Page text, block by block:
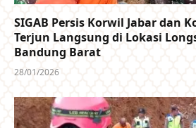
SIGAB Persis Korwil Jabar dan
Terjun Langsung di Lokasi
Bandung Barat
28/01/2026